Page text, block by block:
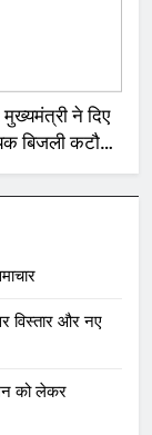
ने दिए
बिजली कटौती
विस्तार और नए
को लेकर